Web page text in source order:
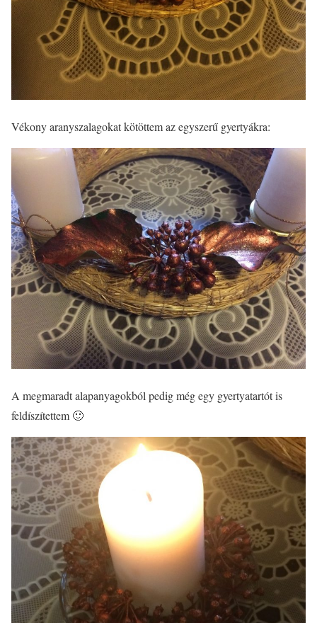
Vékony aranyszalagokat kötöttem az egyszerű gyertyákra:
A megmaradt alapanyagokból pedig még egy gyertyatartót is
feldíszítettem 🙂